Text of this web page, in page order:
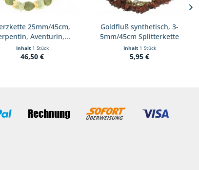
25mm/45cm,
Aventurin,...
Inhalt 1 Stück
46,50 €
Goldfluß synthetisch, 3-
5mm/45cm Splitterkette
Inhalt 1 Stück
5,95 €